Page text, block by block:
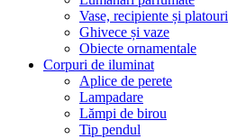
Vase, recipiente și platouri
Ghivece și vaze
Obiecte ornamentale
Corpuri de iluminat
Aplice de perete
Lampadare
Lămpi de birou
Tip pendul